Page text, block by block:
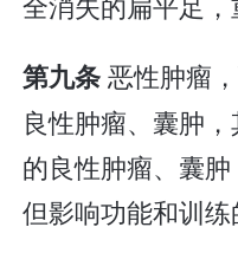
第九条恶性肿瘤
良性肿瘤、囊肿
的良性肿瘤、囊
但影响功能和训练